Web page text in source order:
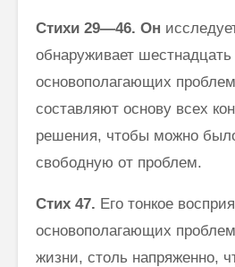
Стихи 29—46. Он
обнаруживает шестнадцать
основополагающих
составляют основу всех
решения, чтобы можно
свободную от проблем.
Стих 47. Его тонкое
основополагающих
жизни, столь напряженно,